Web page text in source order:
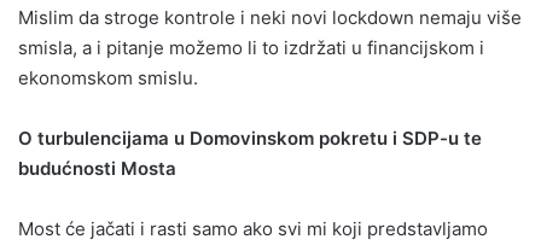
Mislim da stroge kontrole i neki novi lockdown nemaju više
smisla, a i pitanje možemo li to izdržati u financijskom i
ekonomskom smislu.
O turbulencijama u Domovinskom pokretu i SDP-u te
budućnosti Mosta
Most će jačati i rasti samo ako svi mi koji predstavljamo